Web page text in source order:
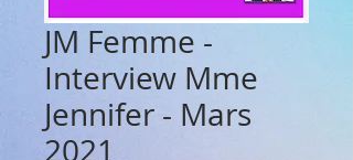
JM Femme -
Interview Mme
Jennifer - Mars
2021